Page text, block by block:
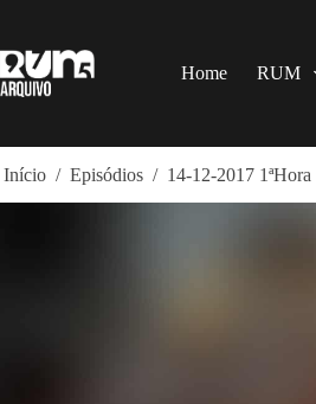
o
conteúdo
Home RUM
Início / Episódios / 14-12-2017 1ªHora